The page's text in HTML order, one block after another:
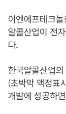
이엔에프테크
알콜산업이 전
다.
한국알콜산업
(초박막 액정표
개발에 성공하